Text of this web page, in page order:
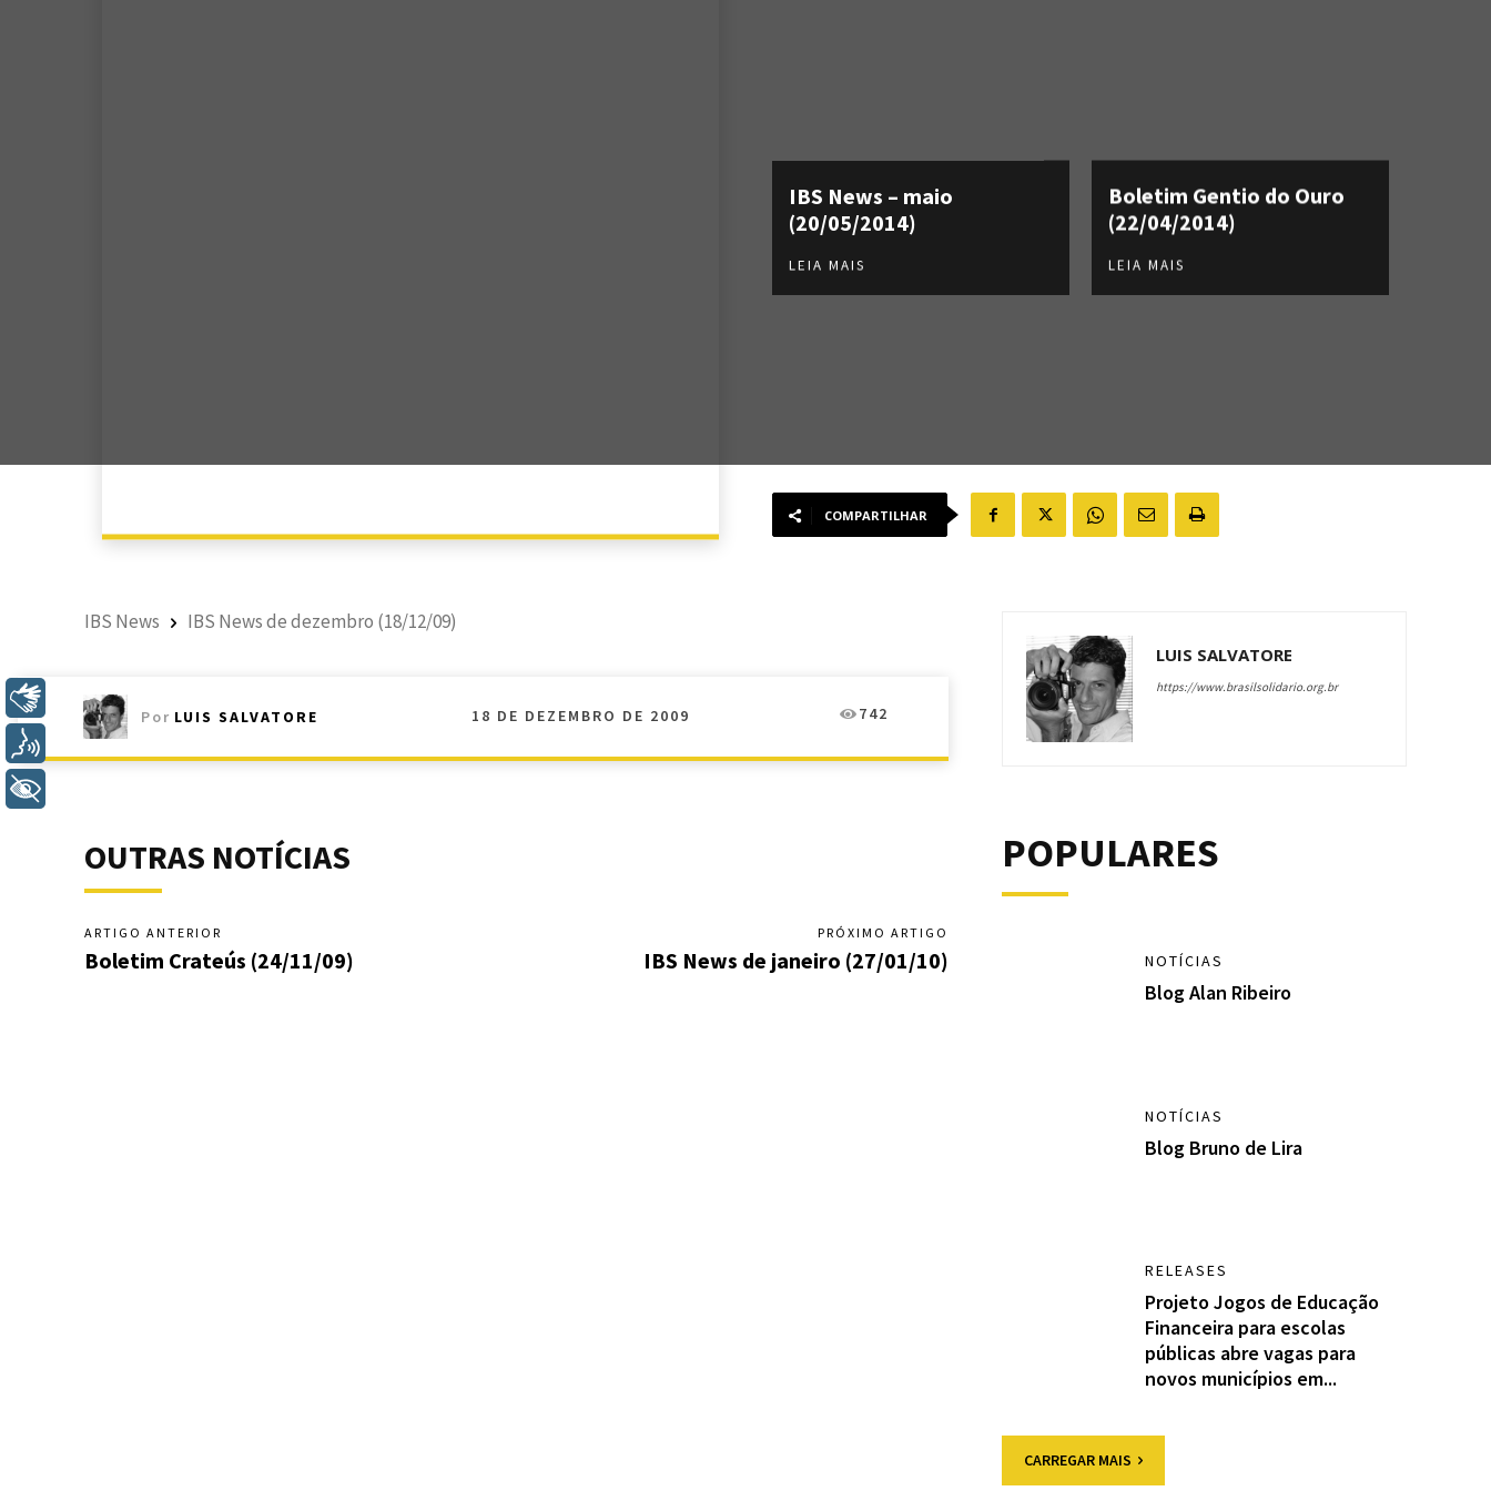
IBS News – maio
(20/05/2014)
LEIA MAIS
Boletim Gentio do Ouro
(22/04/2014)
LEIA MAIS
COMPARTILHAR
IBS News IBS News de dezembro (18/12/09)
Por LUIS SALVATORE 18 DE DEZEMBRO DE 2009 742
OUTRAS NOTÍCIAS
ARTIGO ANTERIOR
Boletim Crateús (24/11/09)
PRÓXIMO ARTIGO
IBS News de janeiro (27/01/10)
LUIS SALVATORE
https://www.brasilsolidario.org.br
POPULARES
NOTÍCIAS
Blog Alan Ribeiro
NOTÍCIAS
Blog Bruno de Lira
RELEASES
Projeto Jogos de Educação
Financeira para escolas
públicas abre vagas para
novos municípios em...
CARREGAR MAIS
Libras
Voz